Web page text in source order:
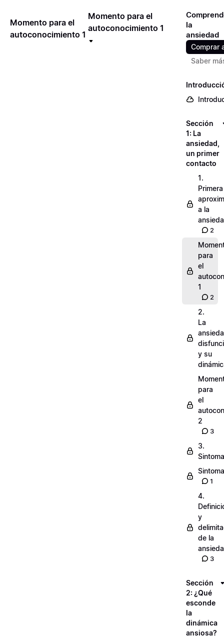
Momento para el
autoconocimiento 1
Momento para el
autoconocimiento 1
la
ansiedad
Comprar
Saber
Sección
1: La
ansiedad,
un primer
contacto
1.
Primera
a la
2
para
el
1
2
2.
La
y su
para
el
2
3
3.
1
4.
y
de la
3
Sección
2: ¿Qué
esconde
la
dinámica
ansiosa?